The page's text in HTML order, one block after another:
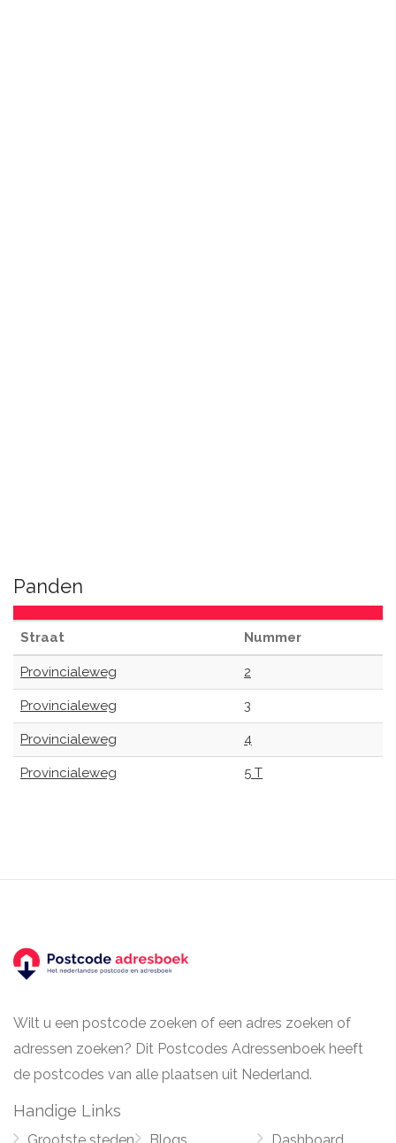
Panden
Straat Nummer
Provincialeweg 2
Provincialeweg 3
Provincialeweg 4
Provincialeweg 5 T
Wilt u een postcode zoeken of een adres zoeken of
adressen zoeken? Dit Postcodes Adressenboek heeft
de postcodes van alle plaatsen uit Nederland.
Handige Links